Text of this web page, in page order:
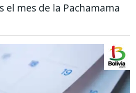
el mes de la Pachamama